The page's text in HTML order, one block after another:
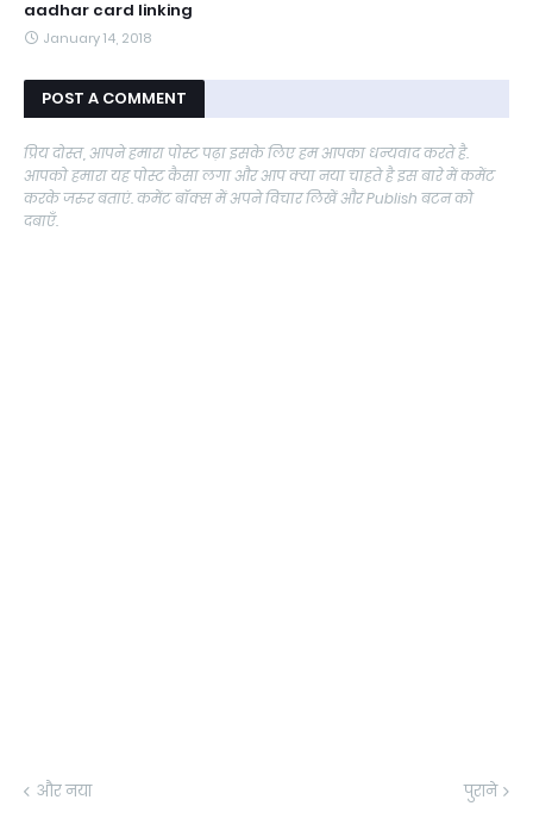
aadhar card linking
January 14, 2018
POST A COMMENT
प्रिय दोस्त, आपने हमारा पोस्ट पढ़ा इसके लिए हम आपका धन्यवाद करते है.
आपको हमारा यह पोस्ट कैसा लगा और आप क्या नया चाहते है इस बारे में कमेंट
करके जरुर बताएं. कमेंट बॉक्स में अपने विचार लिखें और Publish बटन को
दबाएँ.
और नया पुराने